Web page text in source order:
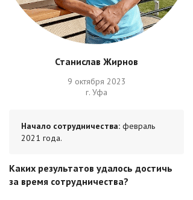
Станислав Жирнов
9 октября 2023
г. Уфа
Начало сотрудничества: февраль
2021 года.
Каких результатов удалось достичь
за время сотрудничества?